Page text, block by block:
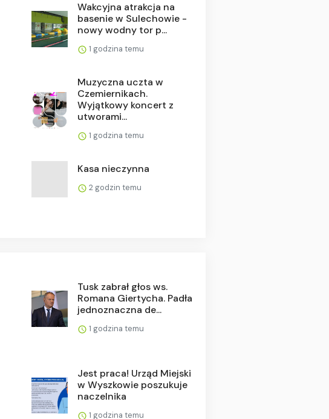
Wakcyjna atrakcja na
basenie w Sulechowie -
nowy wodny tor p...
1 godzina temu
Muzyczna uczta w
Czemiernikach.
Wyjątkowy koncert z
utworami...
1 godzina temu
Kasa nieczynna
2 godzin temu
Tusk zabrał głos ws.
Romana Giertycha. Padła
jednoznaczna de...
1 godzina temu
Jest praca! Urząd Miejski
w Wyszkowie poszukuje
naczelnika
1 godzina temu